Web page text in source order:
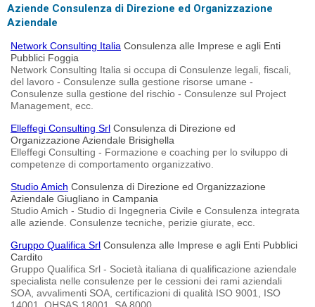
Aziende Consulenza di Direzione ed Organizzazione
Aziendale
Network Consulting Italia Consulenza alle Imprese e agli Enti
Pubblici Foggia
Network Consulting Italia si occupa di Consulenze legali, fiscali,
del lavoro - Consulenze sulla gestione risorse umane -
Consulenze sulla gestione del rischio - Consulenze sul Project
Management, ecc.
Elleffegi Consulting Srl Consulenza di Direzione ed
Organizzazione Aziendale Brisighella
Elleffegi Consulting - Formazione e coaching per lo sviluppo di
competenze di comportamento organizzativo.
Studio Amich Consulenza di Direzione ed Organizzazione
Aziendale Giugliano in Campania
Studio Amich - Studio di Ingegneria Civile e Consulenza integrata
alle aziende. Consulenze tecniche, perizie giurate, ecc.
Gruppo Qualifica Srl Consulenza alle Imprese e agli Enti Pubblici
Cardito
Gruppo Qualifica Srl - Società italiana di qualificazione aziendale
specialista nelle consulenze per le cessioni dei rami aziendali
SOA, avvalimenti SOA, certificazioni di qualità ISO 9001, ISO